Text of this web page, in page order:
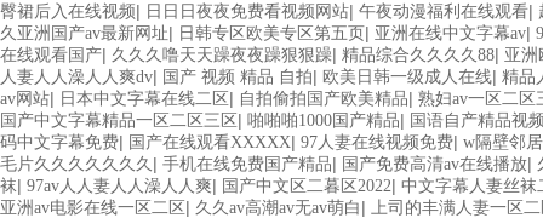
臀裙后入在线视频| 日日日夜夜免费看视频网站| 午夜动漫福利在线观看|
久亚洲国产av最新网址| 日韩专区欧美专区第五页 | 亚洲在线中文字幕av|
在线观看国产| 久久久噜天天躁夜夜躁狠狠躁| 精品综合久久久久88| 亚洲
人妻人人澡人人爽dv| 国产 视频 精品 自拍| 欧美日韩一级成人在线| 精品
av网站| 日本中文字幕在线二区 | 自拍偷拍国产欧美精品| 熟妇av一区二区
国产中文字幕精品一区二区三区 | 啪啪啪1000国产精品| 国语自产精品视
码中文字幕免费| 国产在线观看XXXXX| 97人妻在线视频免费| w隔壁邻
毛片久久久久久久久 | 手机在线免费国产精品| 国产免费高清av在线播放|
袜| 97av人人妻人人澡人人爽| 国产中文区二暮区2022| 中文字幕人妻丝袜
亚洲av电影在线一区二区 | 久久av高潮av无av萌白 | 上司的丰满人妻一区